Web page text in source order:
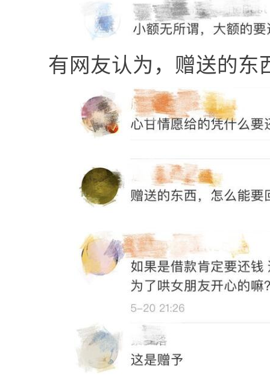
有网友认为，赠送的东